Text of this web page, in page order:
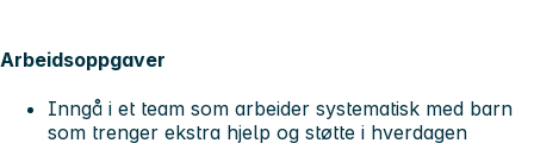
Arbeidsoppgaver
Inngå i et team som arbeider systematisk med barn
som trenger ekstra hjelp og støtte i hverdagen